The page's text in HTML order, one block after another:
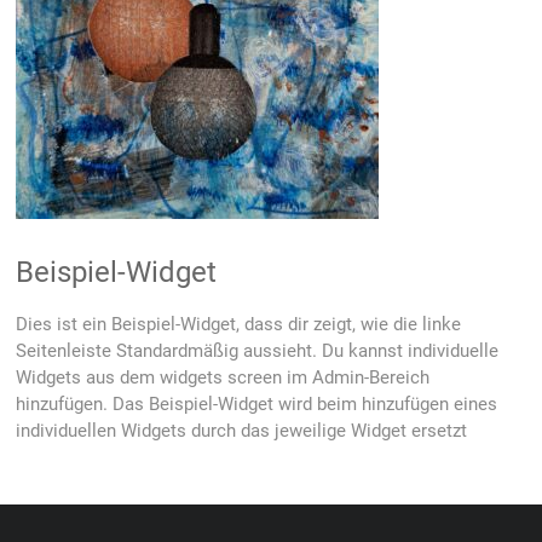
Beispiel-Widget
Dies ist ein Beispiel-Widget, dass dir zeigt, wie die linke
Seitenleiste Standardmäßig aussieht. Du kannst individuelle
Widgets aus dem widgets screen im Admin-Bereich
hinzufügen. Das Beispiel-Widget wird beim hinzufügen eines
individuellen Widgets durch das jeweilige Widget ersetzt